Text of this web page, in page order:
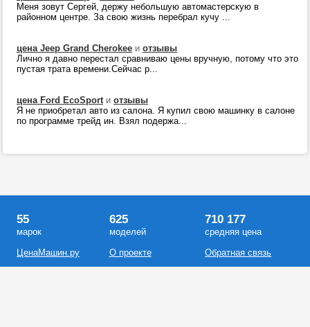
Меня зовут Сергей, держу небольшую автомастерскую в
районном центре. За свою жизнь перебрал кучу ...
цена Jeep Grand Cherokee и отзывы
Лично я давно перестал сравниваю цены вручную, потому что это
пустая трата времени.Сейчас р...
цена Ford EcoSportи отзывы
Я не приобретал авто из салона. Я купил свою машинку в салоне
по программе трейд ин. Взял подержа...
55
марок
ЦенаМашин.ру
625
моделей
О проекте
710 177
средняя цена
Обратная связь